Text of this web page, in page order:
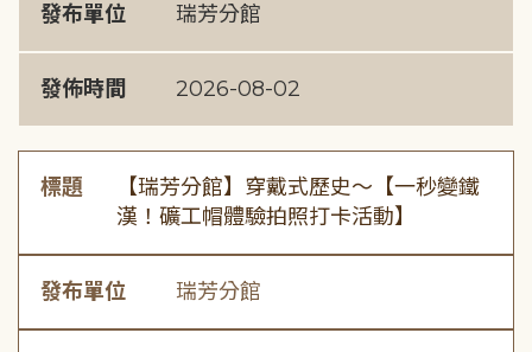
發布單位 瑞芳分館
發佈時間 2026-08-02
標題
【瑞芳分館】穿戴式歷史〜【一秒變鐵
漢！礦工帽體驗拍照打卡活動】
發布單位 瑞芳分館